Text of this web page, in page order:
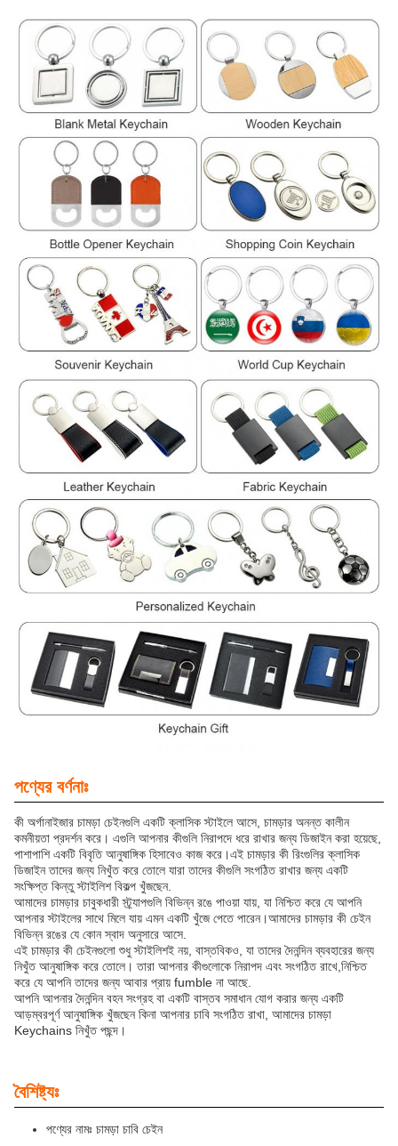
পণ্যের বর্ণনাঃ
কী অর্গানাইজার চামড়া চেইনগুলি একটি ক্লাসিক স্টাইলে আসে, চামড়ার অনন্ত কালীন
কমনীয়তা প্রদর্শন করে। এগুলি আপনার কীগুলি নিরাপদে ধরে রাখার জন্য ডিজাইন করা হয়েছে,
পাশাপাশি একটি বিবৃতি আনুষাঙ্গিক হিসাবেও কাজ করে।এই চামড়ার কী রিংগুলির ক্লাসিক
ডিজাইন তাদের জন্য নিখুঁত করে তোলে যারা তাদের কীগুলি সংগঠিত রাখার জন্য একটি
সংক্ষিপ্ত কিন্তু স্টাইলিশ বিকল্প খুঁজছেন.
আমাদের চামড়ার চাবুকধারী স্ট্র্যাপগুলি বিভিন্ন রঙে পাওয়া যায়, যা নিশ্চিত করে যে আপনি
আপনার স্টাইলের সাথে মিলে যায় এমন একটি খুঁজে পেতে পারেন।আমাদের চামড়ার কী চেইন
বিভিন্ন রঙের যে কোন স্বাদ অনুসারে আসে.
এই চামড়ার কী চেইনগুলো শুধু স্টাইলিশই নয়, বাস্তবিকও, যা তাদের দৈনন্দিন ব্যবহারের জন্য
নিখুঁত আনুষাঙ্গিক করে তোলে। তারা আপনার কীগুলোকে নিরাপদ এবং সংগঠিত রাখে,নিশ্চিত
করে যে আপনি তাদের জন্য আবার প্রায় fumble না আছে.
আপনি আপনার দৈনন্দিন বহন সংগ্রহ বা একটি বাস্তব সমাধান যোগ করার জন্য একটি
আড়ম্বরপূর্ণ আনুষাঙ্গিক খুঁজছেন কিনা আপনার চাবি সংগঠিত রাখা, আমাদের চামড়া
Keychains নিখুঁত পছন্দ।
বৈশিষ্ট্যঃ
পণ্যের নামঃ চামড়া চাবি চেইন